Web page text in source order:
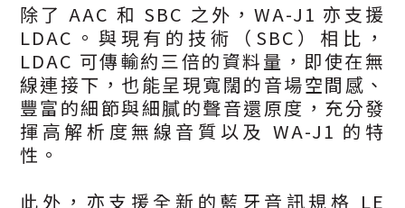
除了 AAC 和 SBC 之外，WA-J1 亦支援
LDAC。與現有的技術（SBC）相比，
LDAC 可傳輸約三倍的資料量，即使在無
線連接下，也能呈現寬闊的音場空間感、
豐富的細節與細膩的聲音還原度，充分發
揮高解析度無線音質以及 WA-J1 的特
性。
此外，亦支援全新的藍牙音訊規格 LE